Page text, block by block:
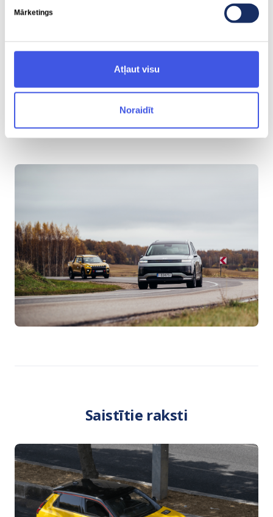
Mārketings
Atļaut visu
Noraidīt
Saistītie raksti